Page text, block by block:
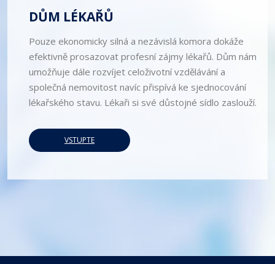
DŮM LÉKAŘŮ
Pouze ekonomicky silná a nezávislá komora dokáže
efektivně prosazovat profesní zájmy lékařů. Dům nám
umožňuje dále rozvíjet celoživotní vzdělávání a
společná nemovitost navíc přispívá ke sjednocování
lékařského stavu. Lékaři si své důstojné sídlo zaslouží.
VSTUPTE